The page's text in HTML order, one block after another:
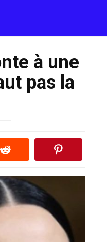
à une
pas la